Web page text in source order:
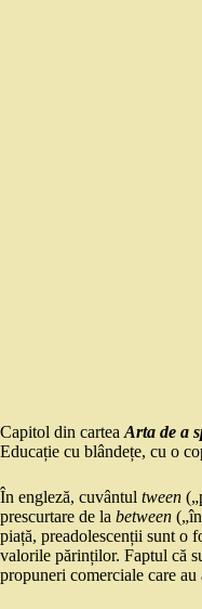
Capitol din cartea Arta de a
Educație cu blândețe, cu o
În engleză, cuvântul tween
prescurtare de la between
piață, preadolescenții sunt o
valorile părinților. Faptul că
propuneri comerciale care